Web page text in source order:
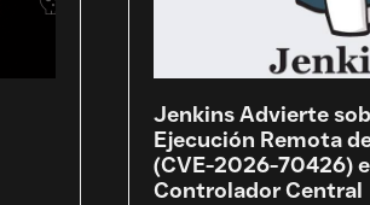
Jenkins Advierte
Ejecución Remota
(CVE-2026-70426)
Controlador Central